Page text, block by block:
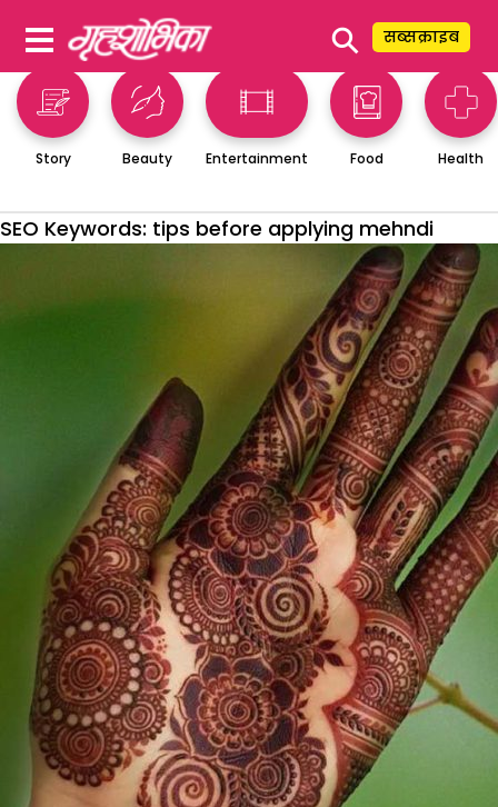
⚲ सब्सक्राइब
Story Beauty Entertainment Food Health
SEO Keywords: tips before applying mehndi